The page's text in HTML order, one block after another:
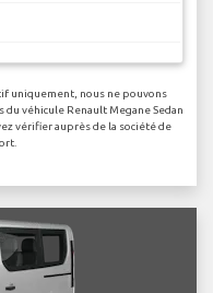
uniquement, nous ne pouvons
véhicule Renault Megane Sedan
vérifier auprès de la société de